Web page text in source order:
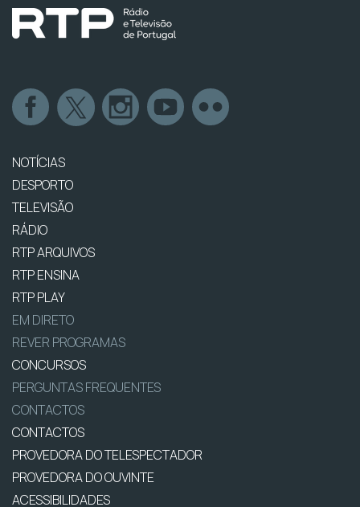
NOTÍCIAS
DESPORTO
TELEVISÃO
RÁDIO
RTP ARQUIVOS
RTP ENSINA
RTP PLAY
EM DIRETO
REVER PROGRAMAS
CONCURSOS
PERGUNTAS FREQUENTES
CONTACTOS
CONTACTOS
PROVEDORA DO TELESPECTADOR
PROVEDORA DO OUVINTE
ACESSIBILIDADES